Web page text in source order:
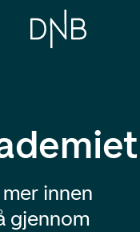
innen
gjennom